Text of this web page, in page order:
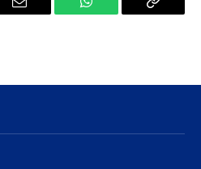
E-
WhatsApp Copiar